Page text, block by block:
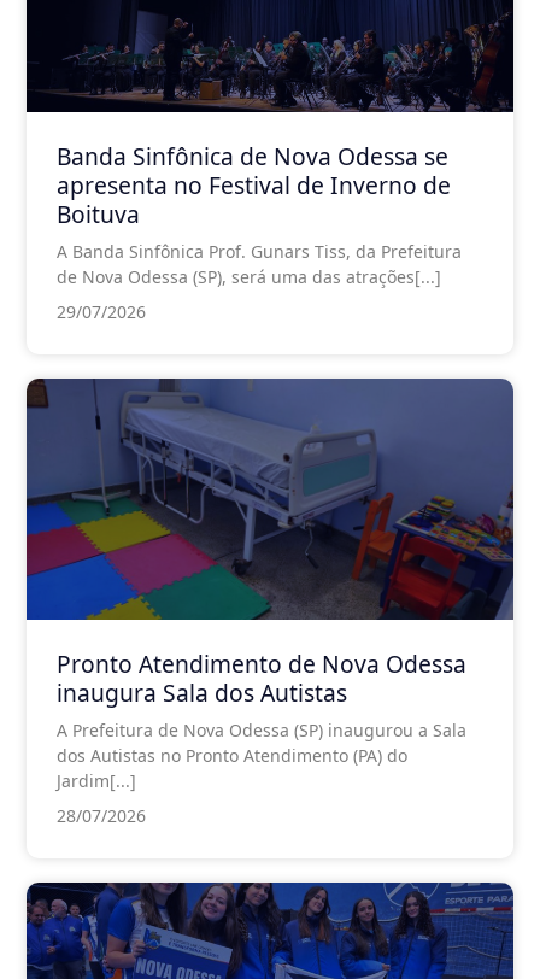
Banda Sinfônica de Nova Odessa se
apresenta no Festival de Inverno de
Boituva
A Banda Sinfônica Prof. Gunars Tiss, da Prefeitura
de Nova Odessa (SP), será uma das atrações[...]
29/07/2026
Pronto Atendimento de Nova Odessa
inaugura Sala dos Autistas
A Prefeitura de Nova Odessa (SP) inaugurou a Sala
dos Autistas no Pronto Atendimento (PA) do
Jardim[...]
28/07/2026